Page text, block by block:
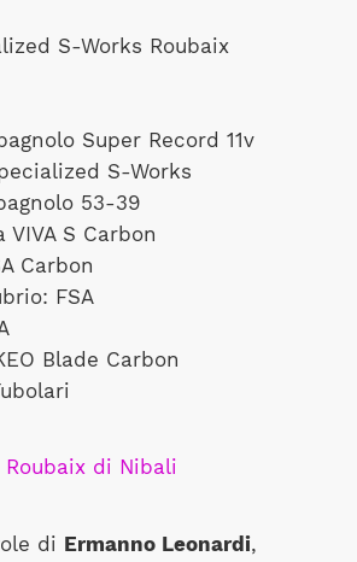
S-Works Roubaix
Super Record 11v
S-Works
53-39
VIVA S Carbon
Carbon
FSA
Blade Carbon
di Ermanno Leonardi,